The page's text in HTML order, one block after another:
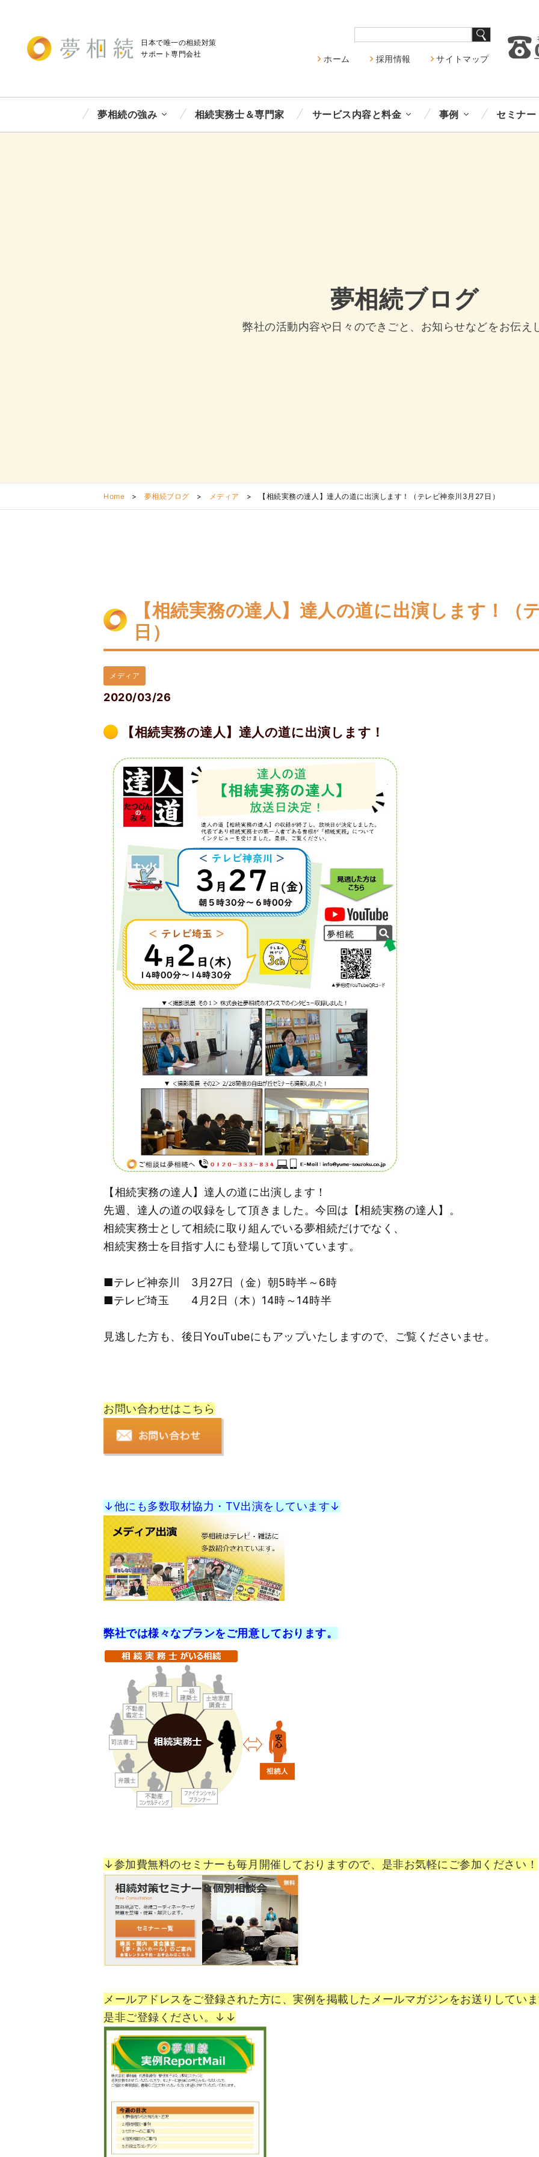
日本で唯一の相続対策
サポート専門会社 ホーム 採用情報 サイトマップ
夢相続の強み 相続実務士＆専門家 サービス内容と料金 事例 セミナー
夢相続ブログ
弊社の活動内容や日々のできごと、お知らせなどをお伝え
Home > 夢相続ブログ > メディア > 【相続実務の達人】達人の道に出演します！（テレビ神奈川3月27日）
【相続実務の達人】達人の道に出演します！（
日）
メディア
2020/03/26
【相続実務の達人】達人の道に出演します！
【相続実務の達人】達人の道に出演します！
先週、達人の道の収録をして頂きました。今回は【相続実務の達人】。
相続実務士として相続に取り組んでいる夢相続だけでなく、
相続実務士を目指す人にも登場して頂いています。
■テレビ神奈川 3月27日（金）朝5時半～6時
■テレビ埼玉 4月2日（木）14時～14時半
見逃した方も、後日YouTubeにもアップいたしますので、ご覧くださいませ。
お問い合わせはこちら
↓他にも多数取材協力・TV出演をしています↓
弊社では様々なプランをご用意しております。
↓参加費無料のセミナーも毎月開催しておりますので、是非お気軽にご参加ください！
メールアドレスをご登録された方に、実例を掲載したメールマガジンをお送りしてい
是非ご登録ください。↓↓